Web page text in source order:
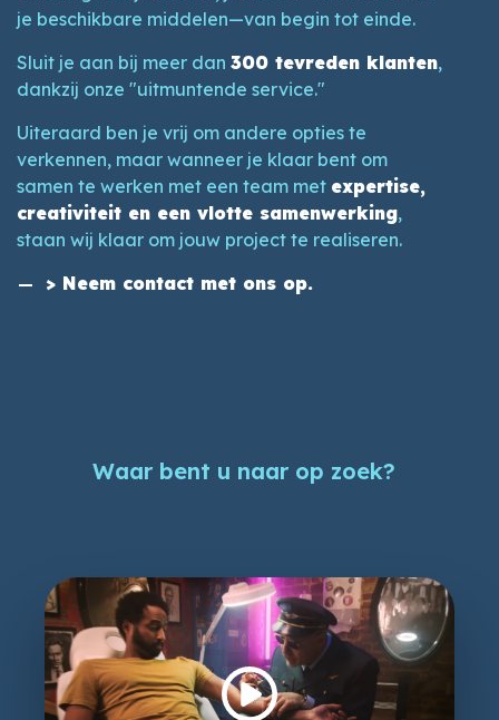
je beschikbare middelen—van begin tot einde.
Sluit je aan bij meer dan 300 tevreden klanten,
dankzij onze "uitmuntende service."
Uiteraard ben je vrij om andere opties te
verkennen, maar wanneer je klaar bent om
samen te werken met een team met expertise,
creativiteit en een vlotte samenwerking,
staan wij klaar om jouw project te realiseren.
> Neem contact met ons op.
Waar bent u naar op zoek?